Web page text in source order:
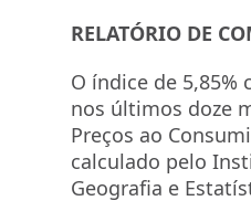
RELATÓRIO DE
O índice de 5,85%
nos últimos doze
Preços ao
calculado pelo
Geografia e